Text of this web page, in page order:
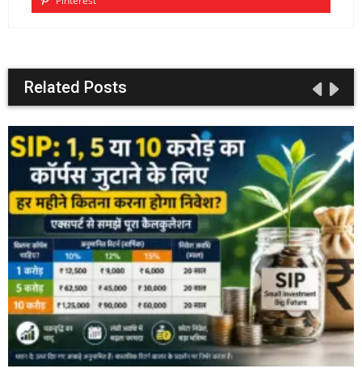
Related Posts